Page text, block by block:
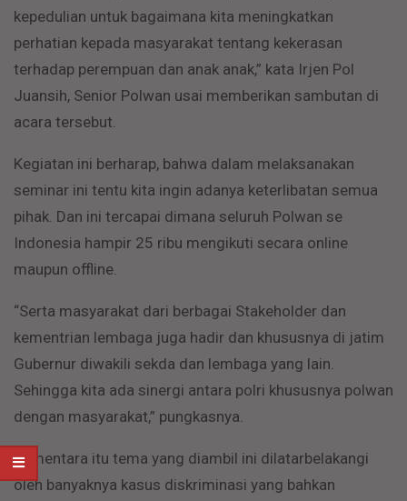
kepedulian untuk bagaimana kita meningkatkan
perhatian kepada masyarakat tentang kekerasan
terhadap perempuan dan anak anak,” kata Irjen Pol
Juansih, Senior Polwan usai memberikan sambutan di
acara tersebut.
Kegiatan ini berharap, bahwa dalam melaksanakan
seminar ini tentu kita ingin adanya keterlibatan semua
pihak. Dan ini tercapai dimana seluruh Polwan se
Indonesia hampir 25 ribu mengikuti secara online
maupun offline.
“Serta masyarakat dari berbagai Stakeholder dan
kementrian lembaga juga hadir dan khususnya di jatim
Gubernur diwakili sekda dan lembaga yang lain.
Sehingga kita ada sinergi antara polri khususnya polwan
dengan masyarakat,” pungkasnya.
Sementara itu tema yang diambil ini dilatarbelakangi
oleh banyaknya kasus diskriminasi yang bahkan